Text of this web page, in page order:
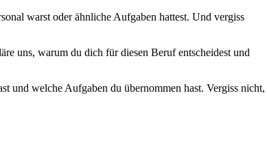
warst oder ähnliche Aufgaben hattest. Und vergiss
uns, warum du dich für diesen Beruf entscheidest und
und welche Aufgaben du übernommen hast. Vergiss nicht,